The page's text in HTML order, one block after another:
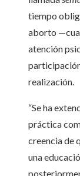
tiempo
aborto
atención
realización.
“Se ha
práctica
creencia de
una